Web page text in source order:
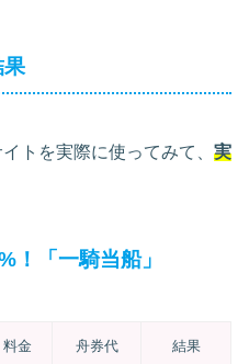
果
トを実際に使ってみて、 実
！「一騎当船」
料金 舟券代 結果